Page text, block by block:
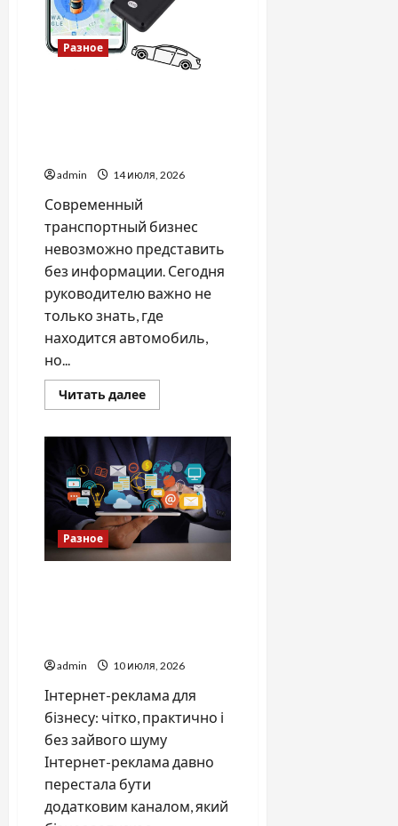
Разное
admin 14 июля, 2026
Современный
транспортный бизнес
невозможно представить
без информации. Сегодня
руководителю важно не
только знать, где
находится автомобиль,
но...
Читать далееПрочитать
больше
мониторинг
—
почему
данные
становятся
главным
инструментом
управления
транспортом
Разное
admin 10 июля, 2026
Інтернет-реклама для
бізнесу: чітко, практично і
без зайвого шуму
Інтернет-реклама давно
перестала бути
додатковим каналом, який